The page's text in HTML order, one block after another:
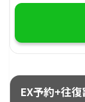
EX予約+往